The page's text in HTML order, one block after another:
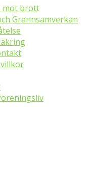
mot brott
Grannsamverkan